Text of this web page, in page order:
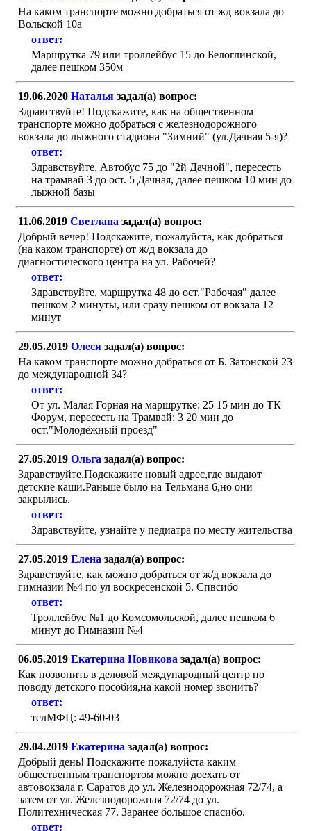
На каком транспорте можно добраться от жд вокзала до
Вольской 10а
ответ:
Маршрутка 79 или троллейбус 15 до Белоглинской,
далее пешком 350м
19.06.2020 Наталья задал(а) вопрос:
Здравствуйте! Подскажите, как на общественном
транспорте можно добраться с железнодорожного
вокзала до лыжного стадиона "Зимний" (ул.Дачная 5-я)?
ответ:
Здравствуйте, Автобус 75 до "2й Дачной", пересесть
на трамвай 3 до ост. 5 Дачная, далее пешком 10 мин до
лыжной базы
11.06.2019 Светлана задал(а) вопрос:
Добрый вечер! Подскажите, пожалуйста, как добраться
(на каком транспорте) от ж/д вокзала до
диагностического центра на ул. Рабочей?
ответ:
Здравствуйте, маршрутка 48 до ост."Рабочая" далее
пешком 2 минуты, или сразу пешком от вокзала 12
минут
29.05.2019 Олеся задал(а) вопрос:
На каком транспорте можно добраться от Б. Затонской 23
до международной 34?
ответ:
От ул. Малая Горная на маршрутке: 25 15 мин до ТК
Форум, пересесть на Трамвай: 3 20 мин до
ост."Молодёжный проезд"
27.05.2019 Ольга задал(а) вопрос:
Здравствуйте.Подскажите новый адрес,где выдают
детские каши.Раньше было на Тельмана 6,но они
закрылись.
ответ:
Здравствуйте, узнайте у педиатра по месту жительства
27.05.2019 Елена задал(а) вопрос:
Здравствуйте, как можно добраться от ж/д вокзала до
гимназии №4 по ул воскресенской 5. Спвсибо
ответ:
Троллейбус №1 до Комсомольской, далее пешком 6
минут до Гимназии №4
06.05.2019 Екатерина Новикова задал(а) вопрос:
Как позвонить в деловой международный центр по
поводу детского пособия,на какой номер звонить?
ответ:
телМФЦ: 49-60-03
29.04.2019 Екатерина задал(а) вопрос:
Добрый день! Подскажите пожалуйста каким
общественным транспортом можно доехать от
автовокзала г. Саратов до ул. Железнодорожная 72/74, а
затем от ул. Железнодорожная 72/74 до ул.
Политехническая 77. Заранее большое спасибо.
ответ: